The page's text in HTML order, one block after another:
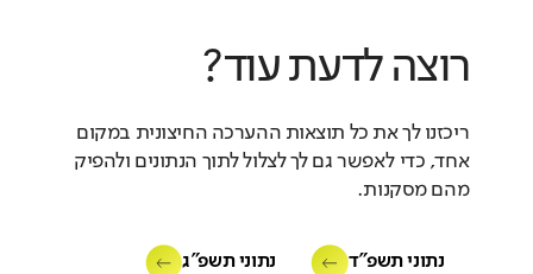
רוצה לדעת עוד?
ריכזנו לך את כל תוצאות ההערכה החיצונית במקום
אחד, כדי לאפשר גם לך לצלול לתוך הנתונים ולהפיק
מהם מסקנות.
נתוני תשפ"ד נתוני תשפ"ג